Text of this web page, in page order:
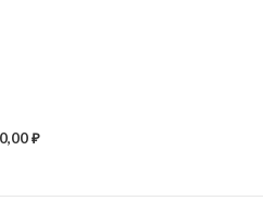
0,00₽